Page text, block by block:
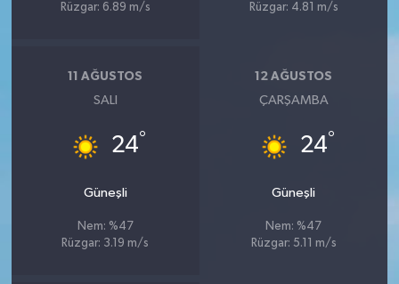
Rüzgar: 6.89 m/s
Rüzgar: 4.81 m/s
11 AĞUSTOS
SALI
24°
Güneşli
Nem: %47
Rüzgar: 3.19 m/s
12 AĞUSTOS
ÇARŞAMBA
24°
Güneşli
Nem: %47
Rüzgar: 5.11 m/s